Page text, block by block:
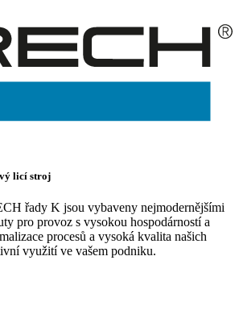
licí stroj
řady K jsou vybaveny nejmodernějšími
pro provoz s vysokou hospodárností a
procesů a vysoká kvalita našich
využití ve vašem podniku.